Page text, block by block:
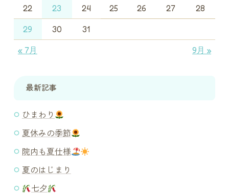
22 23 24 25 26 27 28
29 30 31
« 7月 9月 »
最新記事
ひまわり
夏休みの季節
院内も夏仕様
夏のはじまり
七夕